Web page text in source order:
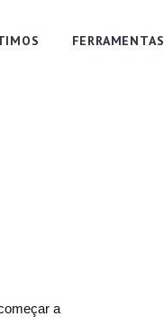
FERRAMENTAS
a